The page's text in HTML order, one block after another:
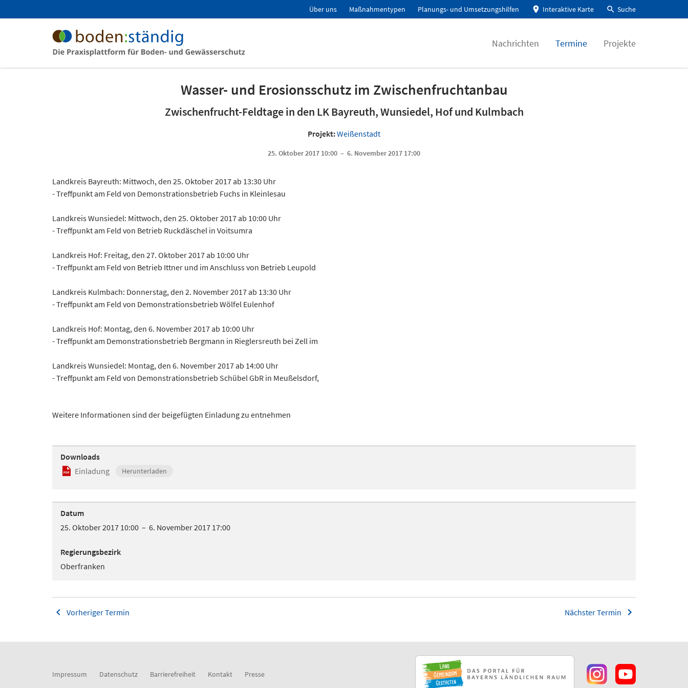
Über uns Maßnahmentypen Planungs- und Umsetzungshilfen Interaktive Karte Suche
Nachrichten Termine Projekte
Wasser- und Erosionsschutz im Zwischenfruchtanbau
Zwischenfrucht-Feldtage in den LK Bayreuth, Wunsiedel, Hof und Kulmbach
Projekt:Weißenstadt
25. Oktober 2017 10:00 – 6. November 2017 17:00
Landkreis Bayreuth: Mittwoch, den 25. Oktober 2017 ab 13:30 Uhr
- Treffpunkt am Feld von Demonstrationsbetrieb Fuchs in Kleinlesau
Landkreis Wunsiedel: Mittwoch, den 25. Oktober 2017 ab 10:00 Uhr
- Treffpunkt am Feld von Betrieb Ruckdäschel in Voitsumra
Landkreis Hof: Freitag, den 27. Oktober 2017 ab 10:00 Uhr
- Treffpunkt am Feld von Betrieb Ittner und im Anschluss von Betrieb Leupold
Landkreis Kulmbach: Donnerstag, den 2. November 2017 ab 13:30 Uhr
- Treffpunkt am Feld von Demonstrationsbetrieb Wölfel Eulenhof
Landkreis Hof: Montag, den 6. November 2017 ab 10:00 Uhr
- Treffpunkt am Demonstrationsbetrieb Bergmann in Rieglersreuth bei Zell im
Landkreis Wunsiedel: Montag, den 6. November 2017 ab 14:00 Uhr
- Treffpunkt am Feld von Demonstrationsbetrieb Schübel GbR in Meußelsdorf,
Weitere Informationen sind der beigefügten Einladung zu entnehmen
Downloads
Einladung
Herunterladen
Datum
25. Oktober 2017 10:00 – 6. November 2017 17:00
Regierungsbezirk
Oberfranken
Vorheriger Termin Nächster Termin
Impressum Datenschutz Barrierefreiheit Kontakt Presse